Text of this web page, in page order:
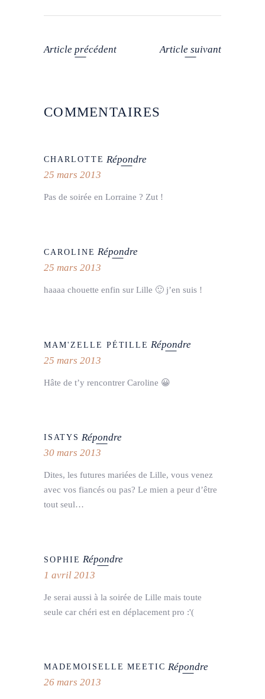
Article précédent Article suivant
COMMENTAIRES
CHARLOTTE Répondre
25 mars 2013
Pas de soirée en Lorraine ? Zut !
CAROLINE Répondre
25 mars 2013
haaaa chouette enfin sur Lille 🙂 j’en suis !
MAM'ZELLE PÉTILLE Répondre
25 mars 2013
Hâte de t’y rencontrer Caroline 😀
ISATYS Répondre
30 mars 2013
Dites, les futures mariées de Lille, vous venez
avec vos fiancés ou pas? Le mien a peur d’être
tout seul…
SOPHIE Répondre
1 avril 2013
Je serai aussi à la soirée de Lille mais toute
seule car chéri est en déplacement pro :'(
MADEMOISELLE MEETIC Répondre
26 mars 2013